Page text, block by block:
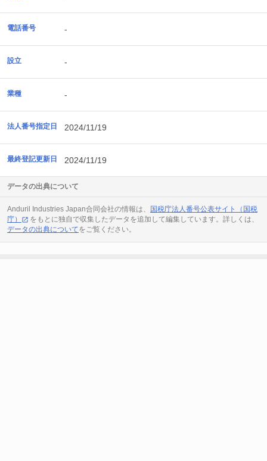
電話番号 -
設立 -
業種 -
法人番号指定日 2024/11/19
最終登記更新日 2024/11/19
データの出典について
Anduril Industries Japan合同会社の情報は、
国税庁法人番号公表サイト（国税
庁）
をもとに独自で収集したデータを追加して編集しています。詳しくは、
データの出典についてをご覧ください。